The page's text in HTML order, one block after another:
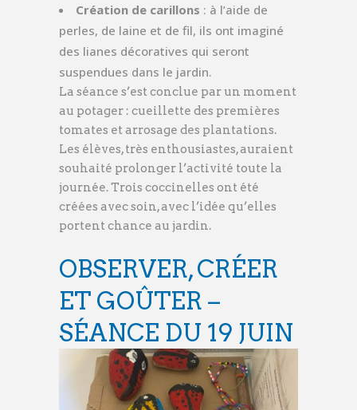
Création de carillons : à l’aide de
perles, de laine et de fil, ils ont imaginé
des lianes décoratives qui seront
suspendues dans le jardin.
La séance s’est conclue par un moment
au potager : cueillette des premières
tomates et arrosage des plantations.
Les élèves, très enthousiastes, auraient
souhaité prolonger l’activité toute la
journée. Trois coccinelles ont été
créées avec soin, avec l’idée qu’elles
portent chance au jardin.
OBSERVER, CRÉER
ET GOÛTER –
SÉANCE DU 19 JUIN